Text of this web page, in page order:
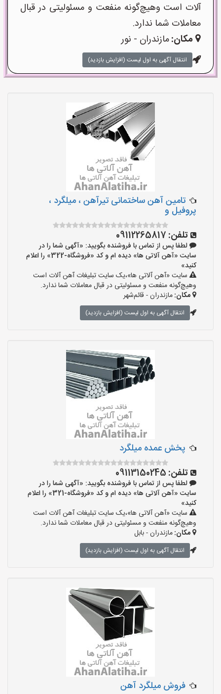
آلات است وهیچ‌گونه منفعت و مسئولیتی در قبال
معاملات شما ندارد.
مکان:مازندران - نور
انتقال آگهی به اول لیست (افزایش بازدید)
تامین آهن ساختمانی تیرآهن ، میلگرد ،
پروفیل و
تلفن: 09112265817
لطفا پس از تماس با فروشنده بگویید: «آگهی شما را در
سایت «آهن آلاتی ها» دیده ام و کد «فروشگاه-322» را اعلام
کنید»
سایت «آهن آلاتی ها»،یک سایت تبلیغات آهن آلات است
وهیچ‌گونه منفعت و مسئولیتی در قبال معاملات شما ندارد.
مکان:مازندران - قائم‌شهر
انتقال آگهی به اول لیست (افزایش بازدید)
پخش عمده میلگرد
تلفن: 09113150245
لطفا پس از تماس با فروشنده بگویید: «آگهی شما را در
سایت «آهن آلاتی ها» دیده ام و کد «فروشگاه-321» را اعلام
کنید»
سایت «آهن آلاتی ها»،یک سایت تبلیغات آهن آلات است
وهیچ‌گونه منفعت و مسئولیتی در قبال معاملات شما ندارد.
مکان:مازندران - بابل
انتقال آگهی به اول لیست (افزایش بازدید)
فروش میلگرد آهن